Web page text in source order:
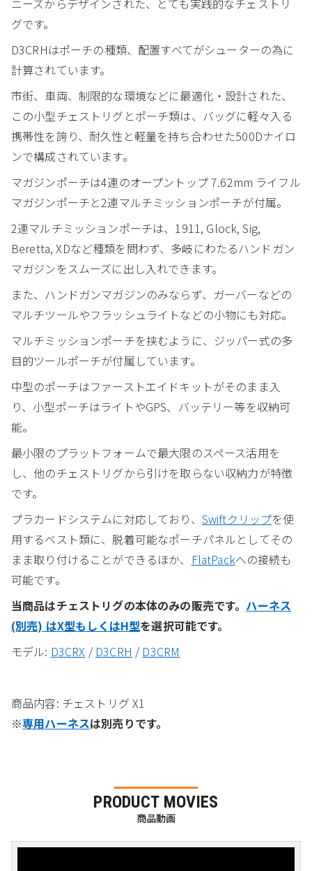
ニーズからデザインされた、とても実践的なチェストリ
グです。
D3CRHはポーチの種類、配置すべてがシューターの為に
計算されています。
市街、車両、制限的な環境などに最適化・設計された、
この小型チェストリグとポーチ類は、バッグに軽々入る
携帯性を誇り、耐久性と軽量を持ち合わせた500Dナイロ
ンで構成されています。
マガジンポーチは4連のオープントップ 7.62mm ライフル
マガジンポーチと2連マルチミッションポーチが付属。
2連マルチミッションポーチは、1911, Glock, Sig,
Beretta, XDなど種類を問わず、多岐にわたるハンドガン
マガジンをスムーズに出し入れできます。
また、ハンドガンマガジンのみならず、ガーバーなどの
マルチツールやフラッシュライトなどの小物にも対応。
マルチミッションポーチを挟むように、ジッパー式の多
目的ツールポーチが付属しています。
中型のポーチはファーストエイドキットがそのまま入
り、小型ポーチはライトやGPS、バッテリー等を収納可
能。
最小限のプラットフォームで最大限のスペース活用を
し、他のチェストリグから引けを取らない収納力が特徴
です。
プラカードシステムに対応しており、 Swiftクリップを使
用するベスト類に、脱着可能なポーチパネルとしてその
まま取り付けることができるほか、 FlatPackへの接続も
可能です。
当商品はチェストリグの本体のみの販売です。 ハーネス
(別売) はX型もしくはH型を選択可能です。
モデル: D3CRX / D3CRH / D3CRM
商品内容: チェストリグ X1
※専用ハーネスは別売りです。
PRODUCT MOVIES
商品動画